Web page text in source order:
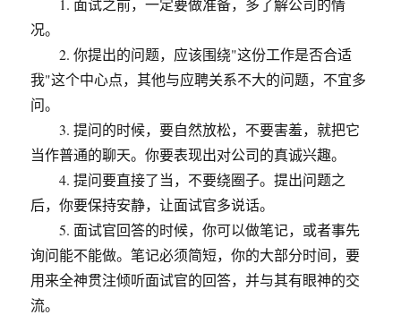
1. 面试之前，一定要做准备，多了解公司的情
况。
2. 你提出的问题，应该围绕"这份工作是否合适
我"这个中心点，其他与应聘关系不大的问题，不宜多
问。
3. 提问的时候，要自然放松，不要害羞，就把它
当作普通的聊天。你要表现出对公司的真诚兴趣。
4. 提问要直接了当，不要绕圈子。提出问题之
后，你要保持安静，让面试官多说话。
5. 面试官回答的时候，你可以做笔记，或者事先
询问能不能做。笔记必须简短，你的大部分时间，要
用来全神贯注倾听面试官的回答，并与其有眼神的交
流。